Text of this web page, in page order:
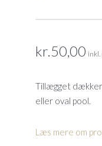
kr.50,00 inkl.
Tillægget dækker
eller oval pool.
Læs mere om